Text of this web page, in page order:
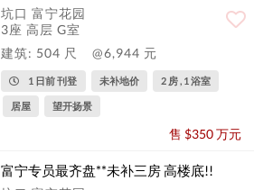
坑口 富宁花园
3座 高层 G室
建筑: 504 尺
@6,944 元
1 日前 刊登 未补地价 2 房 , 1 浴室
居屋 望开扬景
售 $350 万元
富宁专员最齐盘**未补三房 高楼底!!